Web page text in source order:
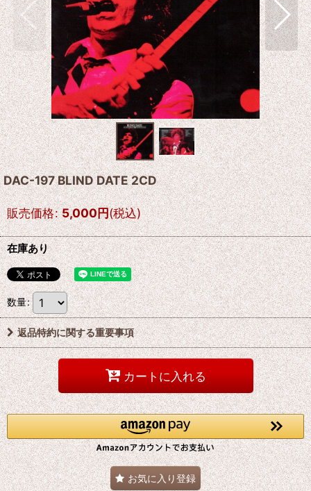
DAC-197 BLIND DATE 2CD
販売価格: 5,000円(税込)
在庫あり
数量:
返品特約に関する重要事項
カートに入れる
お気に入り登録